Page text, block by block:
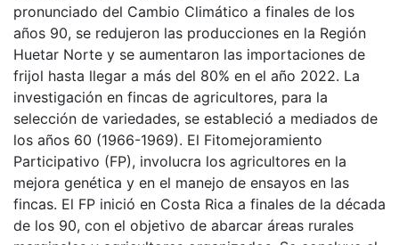
pronunciado del Cambio Climático a finales de los
años 90, se redujeron las producciones en la Región
Huetar Norte y se aumentaron las importaciones de
frijol hasta llegar a más del 80% en el año 2022. La
investigación en fincas de agricultores, para la
selección de variedades, se estableció a mediados de
los años 60 (1966-1969). El Fitomejoramiento
Participativo (FP), involucra los agricultores en la
mejora genética y en el manejo de ensayos en las
fincas. El FP inició en Costa Rica a finales de la década
de los 90, con el objetivo de abarcar áreas rurales